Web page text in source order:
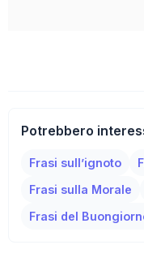
Potrebbero
Frasi sull’ignoto
Frasi sulla Morale
Frasi del